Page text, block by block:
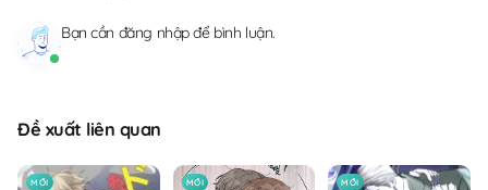
Bạn cần đăng nhậpđể bình luận.
Đề xuất liên quan
MỚI MỚI MỚI